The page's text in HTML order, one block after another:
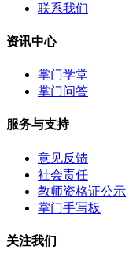
联系我们
资讯中心
掌门学堂
掌门问答
服务与支持
意见反馈
社会责任
教师资格证公示
掌门手写板
关注我们